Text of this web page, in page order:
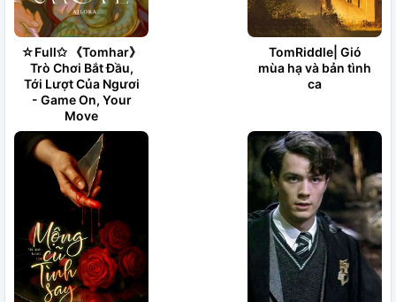
☆Full✩ 《Tomhar》
Trò Chơi Bắt Đầu,
Tới Lượt Của Ngươi
- Game On, Your
Move
TomRiddle| Gió
mùa hạ và bản tình
ca